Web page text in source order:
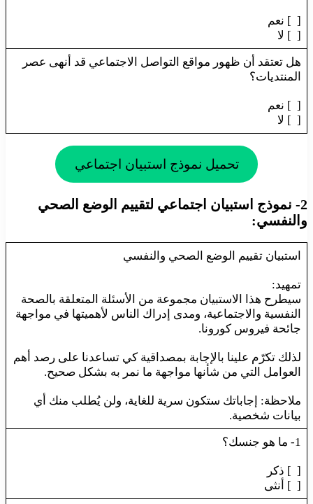
[ ] نعم
[ ] لا
هل تعتقد أن ظهور مواقع التواصل الاجتماعي قد أنهى عصر
المنتديات؟
[ ] نعم
[ ] لا
تحميل نموذج استبيان اجتماعي
2- نموذج استبيان اجتماعي لتقييم الوضع الصحي
والنفسي:
استبيان تقييم الوضع الصحي والنفسي
تمهيد:
سيطرح هذا الاستبيان مجموعة من الأسئلة المتعلقة بالصحة
النفسية والاجتماعية، ومدى إدراك الناس لأهميتها في مواجهة
جائحة فيروس كورونا.
لذلك تكرّم علينا بالإجابة بمصداقية كي تساعدنا على رصد أهم
العوامل التي من شأنها مواجهة ما نمر به بشكل صحيح.
ملاحظة: إجاباتك ستكون سرية للغاية، ولن يُطلب منك أي
بيانات شخصية.
1- ما هو جنسك؟
[ ] ذكر
[ ] أنثى